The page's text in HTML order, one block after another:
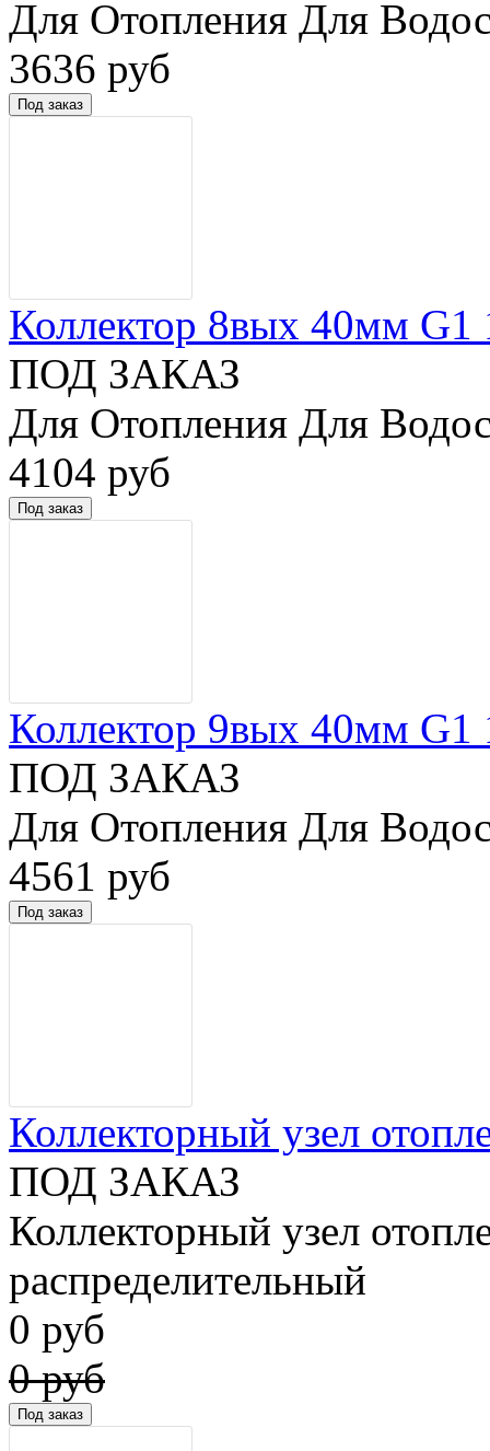
Для Отопления Для
3636 руб
Коллектор 8вых 40мм
ПОД ЗАКАЗ
Для Отопления Для
4104 руб
Коллектор 9вых 40мм
ПОД ЗАКАЗ
Для Отопления Для
4561 руб
Коллекторный узел
ПОД ЗАКАЗ
Коллекторный узел
распределительный
0 руб
0 руб